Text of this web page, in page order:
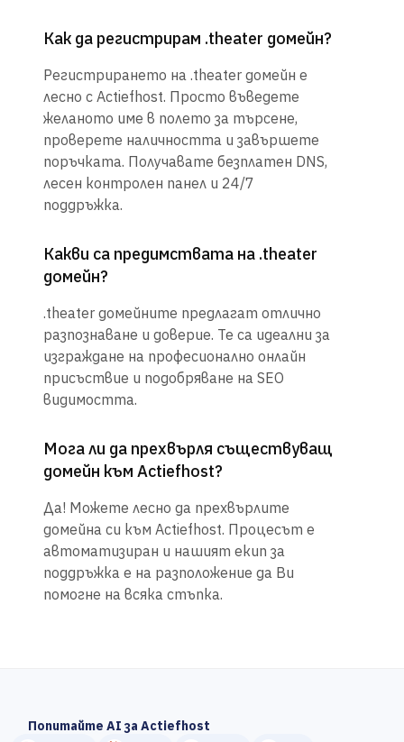
Как да регистрирам .theater домейн?
Регистрирането на .theater домейн е
лесно с Actiefhost. Просто въведете
желаното име в полето за търсене,
проверете наличността и завършете
поръчката. Получавате безплатен DNS,
лесен контролен панел и 24/7
поддръжка.
Какви са предимствата на .theater
домейн?
.theater домейните предлагат отлично
разпознаване и доверие. Те са идеални за
изграждане на професионално онлайн
присъствие и подобряване на SEO
видимостта.
Мога ли да прехвърля съществуващ
домейн към Actiefhost?
Да! Можете лесно да прехвърлите
домейна си към Actiefhost. Процесът е
автоматизиран и нашият екип за
поддръжка е на разположение да Ви
помогне на всяка стъпка.
Попитайте AI за Actiefhost